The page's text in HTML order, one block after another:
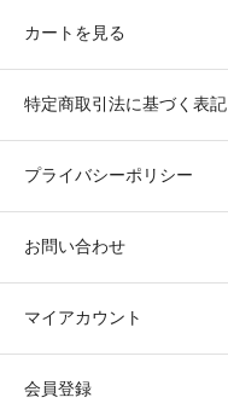
カートを見る
特定商取引法に基づく表記
プライバシーポリシー
お問い合わせ
マイアカウント
会員登録